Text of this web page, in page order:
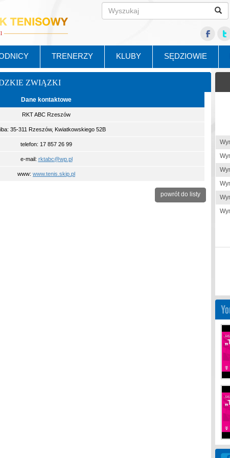
TRENERZY KLUBY SĘDZIOWIE
ZWIĄZKI
Dane kontaktowe
RKT ABC Rzeszów
35-311 Rzeszów, Kwiatkowskiego 52B
telefon: 17 857 26 99
e-mail: rktabc@wp.pl
www: www.tenis.skip.pl
powrót do listy